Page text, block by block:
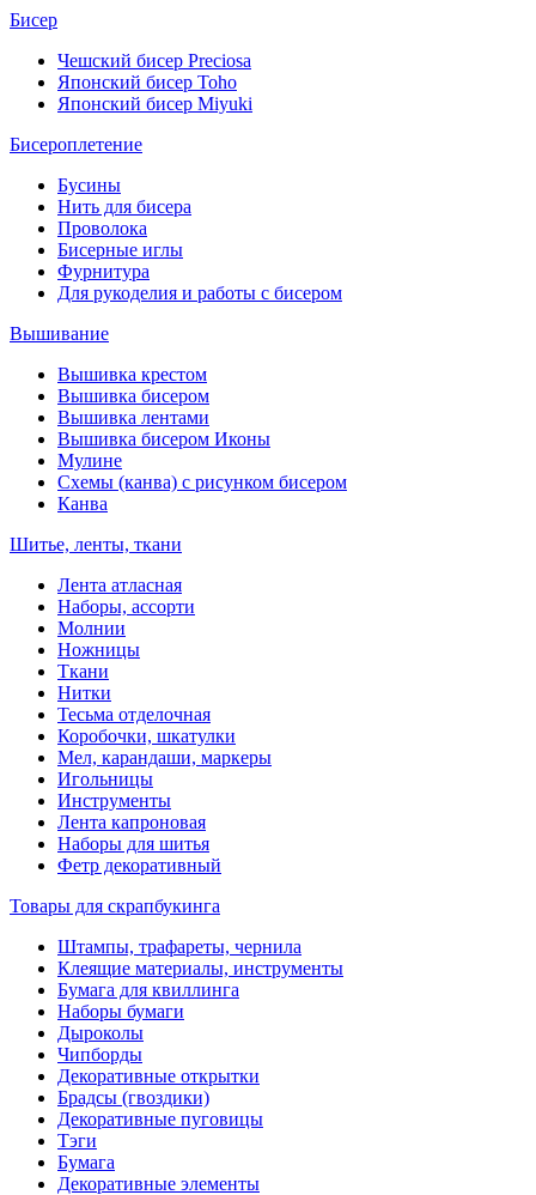
Бисер
Чешский бисер Preciosa
Японский бисер Toho
Японский бисер Miyuki
Бисероплетение
Бусины
Нить для бисера
Проволока
Бисерные иглы
Фурнитура
Для рукоделия и работы с бисером
Вышивание
Вышивка крестом
Вышивка бисером
Вышивка лентами
Вышивка бисером Иконы
Мулине
Схемы (канва) с рисунком бисером
Канва
Шитье, ленты, ткани
Лента атласная
Наборы, ассорти
Молнии
Ножницы
Ткани
Нитки
Тесьма отделочная
Коробочки, шкатулки
Мел, карандаши, маркеры
Игольницы
Инструменты
Лента капроновая
Наборы для шитья
Фетр декоративный
Товары для скрапбукинга
Штампы, трафареты, чернила
Клеящие материалы, инструменты
Бумага для квиллинга
Наборы бумаги
Дыроколы
Чипборды
Декоративные открытки
Брадсы (гвоздики)
Декоративные пуговицы
Тэги
Бумага
Декоративные элементы